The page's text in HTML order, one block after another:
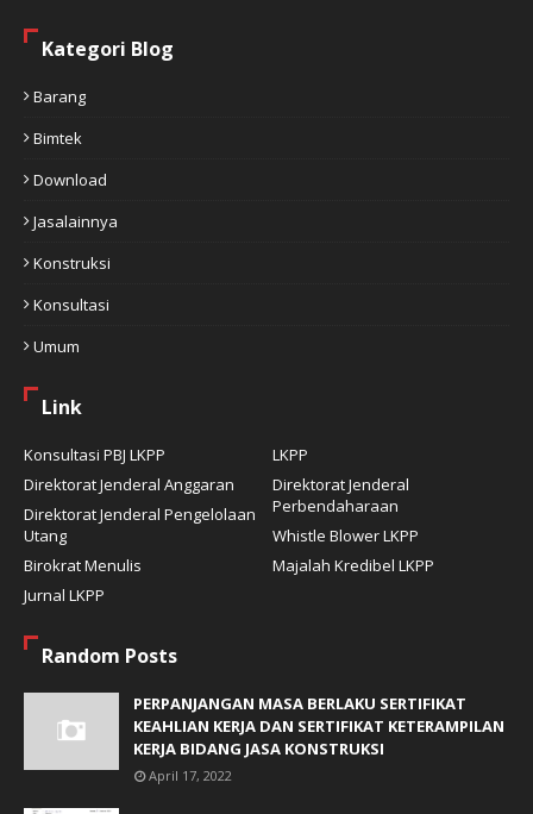
Kategori Blog
Barang
Bimtek
Download
Jasalainnya
Konstruksi
Konsultasi
Umum
Link
Konsultasi PBJ LKPP
LKPP
Direktorat Jenderal Anggaran
Direktorat Jenderal
Perbendaharaan
Direktorat Jenderal Pengelolaan
Utang
Whistle Blower LKPP
Birokrat Menulis
Majalah Kredibel LKPP
Jurnal LKPP
Random Posts
PERPANJANGAN MASA BERLAKU SERTIFIKAT
KEAHLIAN KERJA DAN SERTIFIKAT KETERAMPILAN
KERJA BIDANG JASA KONSTRUKSI
April 17, 2022